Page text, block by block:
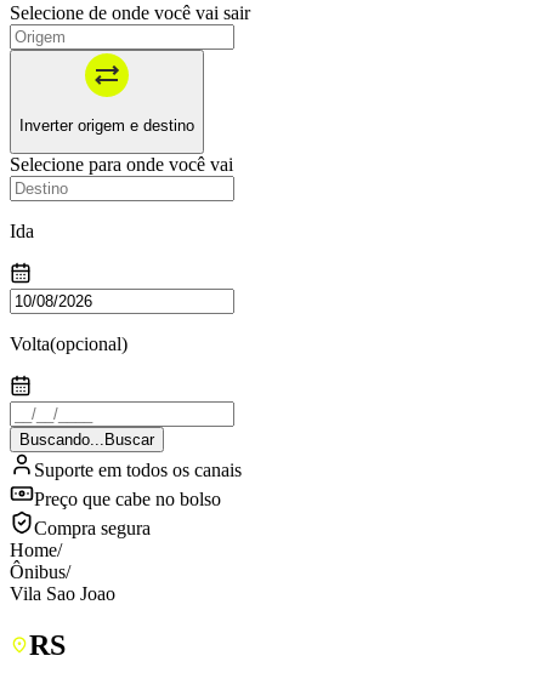
Selecione de onde você vai sair
Inverter origem e destino
Selecione para onde você vai
Ida
Volta(opcional)
Buscando... Buscar
Suporte em todos os canais
Preço que cabe no bolso
Compra segura
Home/
Ônibus/
Vila Sao Joao
RS